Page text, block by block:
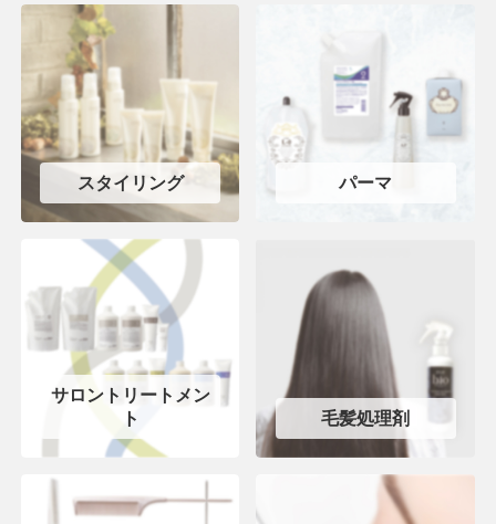
スタイリング パーマ
サロントリートメン
ト
毛髪処理剤